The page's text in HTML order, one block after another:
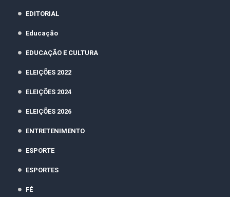
EDITORIAL
Educação
EDUCAÇÃO E CULTURA
ELEIÇÕES 2022
ELEIÇÕES 2024
ELEIÇÕES 2026
ENTRETENIMENTO
ESPORTE
ESPORTES
FÉ